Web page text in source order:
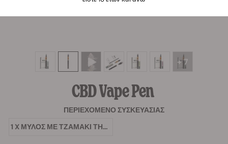
+ 7
CBDVape Pen
ΠΕΡΙΕΧΌΜΕΝΟ ΣΥΣΚΕΥΑΣΊΑΣ
1 X ΜΎΛΟΣ ΜΕ ΤΖΑΜΆΚΙ ΤΗΣ RQS